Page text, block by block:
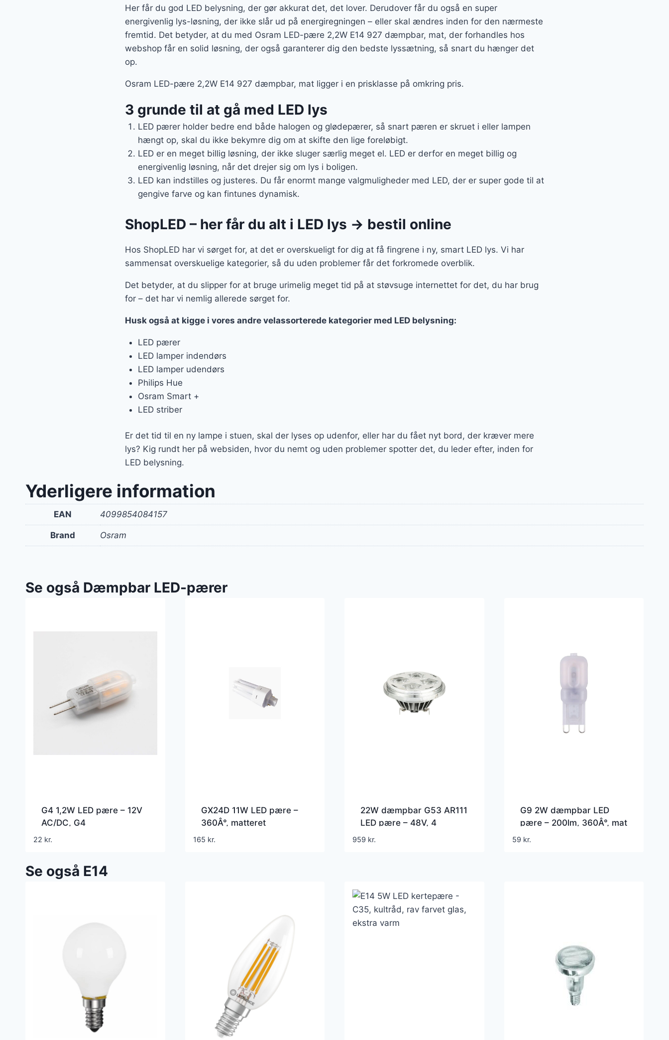
Her får du god LED belysning, der gør akkurat det, det lover. Derudover får du også en super
energivenlig lys-løsning, der ikke slår ud på energiregningen – eller skal ændres inden for den nærmeste
fremtid. Det betyder, at du med Osram LED-pære 2,2W E14 927 dæmpbar, mat, der forhandles hos
webshop får en solid løsning, der også garanterer dig den bedste lyssætning, så snart du hænger det
op.
Osram LED-pære 2,2W E14 927 dæmpbar, mat ligger i en prisklasse på omkring pris.
3 grunde til at gå med LED lys
LED pærer holder bedre end både halogen og glødepærer, så snart pæren er skruet i eller lampen
hængt op, skal du ikke bekymre dig om at skifte den lige foreløbigt.
LED er en meget billig løsning, der ikke sluger særlig meget el. LED er derfor en meget billig og
energivenlig løsning, når det drejer sig om lys i boligen.
LED kan indstilles og justeres. Du får enormt mange valgmuligheder med LED, der er super gode til at
gengive farve og kan fintunes dynamisk.
ShopLED – her får du alt i LED lys → bestil online
Hos ShopLED har vi sørget for, at det er overskueligt for dig at få fingrene i ny, smart LED lys. Vi har
sammensat overskuelige kategorier, så du uden problemer får det forkromede overblik.
Det betyder, at du slipper for at bruge urimelig meget tid på at støvsuge internettet for det, du har brug
for – det har vi nemlig allerede sørget for.
Husk også at kigge i vores andre velassorterede kategorier med LED belysning:
LED pærer
LED lamper indendørs
LED lamper udendørs
Philips Hue
Osram Smart +
LED striber
Er det tid til en ny lampe i stuen, skal der lyses op udenfor, eller har du fået nyt bord, der kræver mere
lys? Kig rundt her på websiden, hvor du nemt og uden problemer spotter det, du leder efter, inden for
LED belysning.
Yderligere information
EAN 4099854084157
Brand Osram
Se også Dæmpbar LED-pærer
G4 1,2W LED pære – 12V
AC/DC, G4
22 kr.
GX24D 11W LED pære –
360Â°, matteret
165 kr.
22W dæmpbar G53 AR111
LED pære – 48V, 4
grader, 1640lm, 2700K,
959 kr.
G9 2W dæmpbar LED
pære – 200lm, 360Â°, mat
glas, 2700K
59 kr.
Se også E14